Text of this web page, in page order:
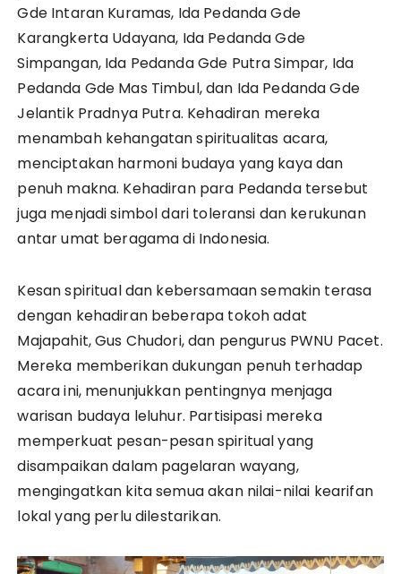
Gde Intaran Kuramas, Ida Pedanda Gde
Karangkerta Udayana, Ida Pedanda Gde
Simpangan, Ida Pedanda Gde Putra Simpar, Ida
Pedanda Gde Mas Timbul, dan Ida Pedanda Gde
Jelantik Pradnya Putra. Kehadiran mereka
menambah kehangatan spiritualitas acara,
menciptakan harmoni budaya yang kaya dan
penuh makna. Kehadiran para Pedanda tersebut
juga menjadi simbol dari toleransi dan kerukunan
antar umat beragama di Indonesia.
Kesan spiritual dan kebersamaan semakin terasa
dengan kehadiran beberapa tokoh adat
Majapahit, Gus Chudori, dan pengurus PWNU Pacet.
Mereka memberikan dukungan penuh terhadap
acara ini, menunjukkan pentingnya menjaga
warisan budaya leluhur. Partisipasi mereka
memperkuat pesan-pesan spiritual yang
disampaikan dalam pagelaran wayang,
mengingatkan kita semua akan nilai-nilai kearifan
lokal yang perlu dilestarikan.